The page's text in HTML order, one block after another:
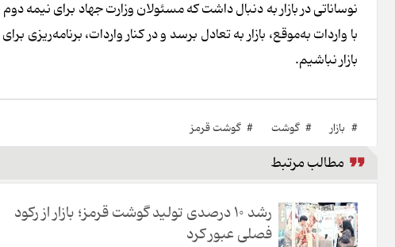
بازار نباشیم.
# بازار # گوشت # گوشت قرمز
مطالب مرتبط
رشد ۱۰ درصدی تولید گوشت قرمز؛ بازار از رکود
فصلی عبور کرد